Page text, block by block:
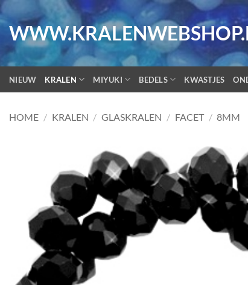
naar
inhoud
NIEUW KRALEN MIYUKI BEDELS KWASTJES
HOME / KRALEN / GLASKRALEN / FACET / 8MM